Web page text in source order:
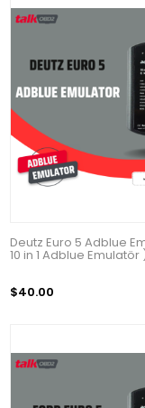
Deutz Euro 5 Adblue
10 in 1 Adblue Emulatör
$40.00